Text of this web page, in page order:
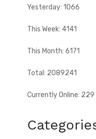
Yesterday: 1066
This Week: 4141
This Month: 6171
Total: 2089241
Currently Online: 229